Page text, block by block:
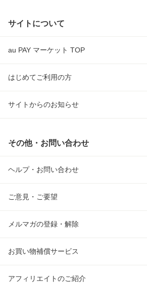
サイトについて
au PAY マーケット TOP
はじめてご利用の方
サイトからのお知らせ
その他・お問い合わせ
ヘルプ・お問い合わせ
ご意見・ご要望
メルマガの登録・解除
お買い物補償サービス
アフィリエイトのご紹介